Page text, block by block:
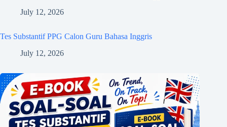
July 12, 2026
Tes Substantif PPG Calon Guru Bahasa Inggris
July 12, 2026